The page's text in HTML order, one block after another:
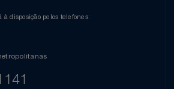
à disposição pelos telefones: